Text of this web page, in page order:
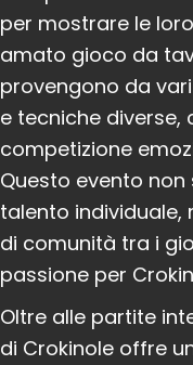
per mostrare le
amato gioco da
provengono da
e tecniche diverse,
competizione
Questo evento
talento individuale,
di comunità tra i
passione per
Oltre alle partite
di Crokinole offre